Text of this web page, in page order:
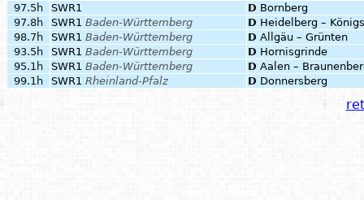
97.5h
SWR1 D Bornberg
97.8h
SWR1 Baden-Württemberg D Heidelberg –
98.7h
SWR1 Baden-Württemberg D Allgäu – Grünten
93.5h
SWR1 Baden-Württemberg D Hornisgrinde
95.1h
SWR1 Baden-Württemberg D Aalen –
99.1h
SWR1 Rheinland-Pfalz D Donnersberg